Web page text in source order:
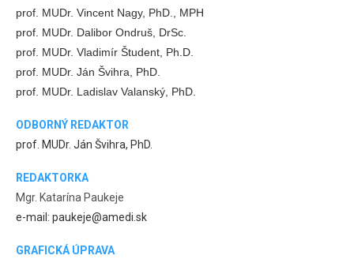
prof. MUDr. Vincent Nagy, PhD., MPH
prof. MUDr. Dalibor Ondruš, DrSc.
prof. MUDr. Vladimír Študent, Ph.D.
prof. MUDr. Ján Švihra, PhD.
prof. MUDr. Ladislav Valanský, PhD.
ODBORNÝ REDAKTOR
prof. MUDr. Ján Švihra, PhD.
REDAKTORKA
Mgr. Katarína Paukeje
e-mail: paukeje@amedi.sk
GRAFICKÁ ÚPRAVA